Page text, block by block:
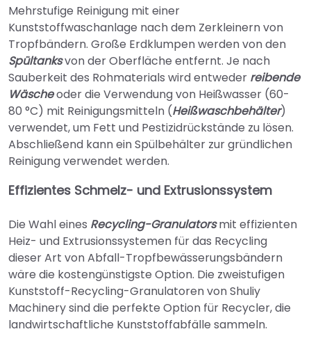
Mehrstufige Reinigung mit einer
Kunststoffwaschanlage nach dem Zerkleinern von
Tropfbändern. Große Erdklumpen werden von den
Spültanksvon der Oberfläche entfernt. Je nach
Sauberkeit des Rohmaterials wird entweder reibende
Wäscheoder die Verwendung von Heißwasser (60-
80 °C) mit Reinigungsmitteln (Heißwaschbehälter)
verwendet, um Fett und Pestizidrückstände zu lösen.
Abschließend kann ein Spülbehälter zur gründlichen
Reinigung verwendet werden.
Effizientes Schmelz- und Extrusionssystem
Die Wahl eines Recycling-Granulatorsmit effizienten
Heiz- und Extrusionssystemen für das Recycling
dieser Art von Abfall-Tropfbewässerungsbändern
wäre die kostengünstigste Option. Die zweistufigen
Kunststoff-Recycling-Granulatoren von Shuliy
Machinery sind die perfekte Option für Recycler, die
landwirtschaftliche Kunststoffabfälle sammeln.